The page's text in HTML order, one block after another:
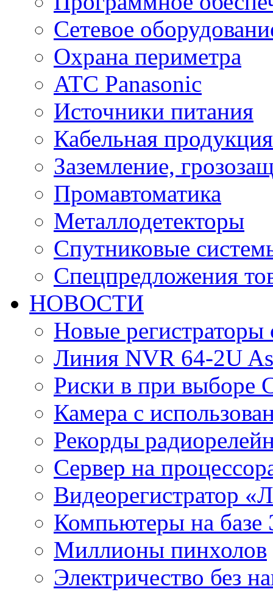
Сетевое
Охрана периметра
ATC Panasonic
Источники питания
Кабельная продукция
Заземление,
Промавтоматика
Металлодетекторы
Спутниковые
Спецпредложения
НОВОСТИ
Новые регистраторы
Линия NVR 64-2U
Риски в при выборе
Камера с
Рекорды
Сервер на
Видеорегистратор
Компьютеры на базе
Миллионы пинхолов
Электричество без